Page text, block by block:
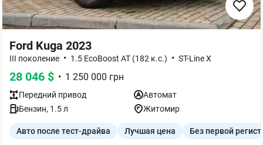
Ford Kuga 2023
III поколение • 1.5 EcoBoost AT (182 к.с.) • ST-Line X
28 046 $ • 1 250 000 грн
Передний привод
Автомат
Бензин, 1.5л Житомир
Авто после тест-драйва Лучшая цена Без первой